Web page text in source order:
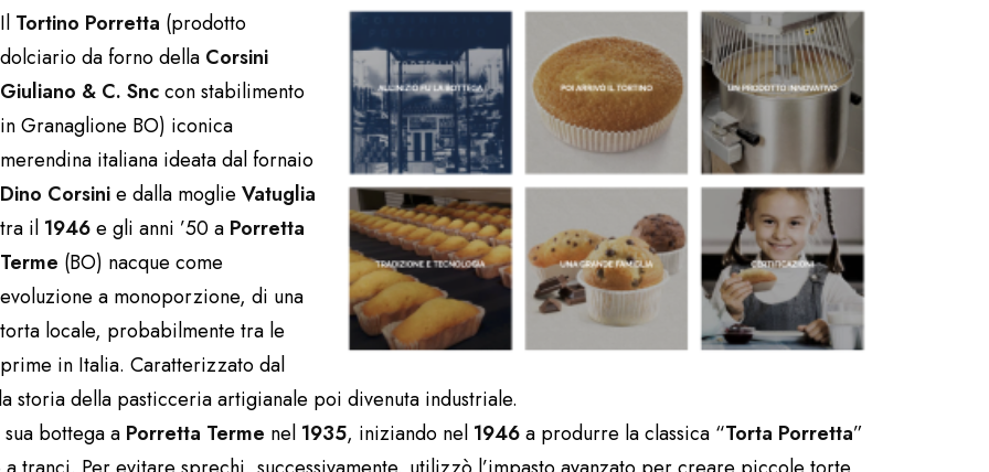
Il Tortino Porretta (prodotto
dolciario da forno della Corsini
Giuliano & C. Snccon stabilimento
in Granaglione BO) iconica
merendina italiana ideata dal fornaio
Dino Corsinie dalla moglie Vatuglia
tra il 1946e gli anni ’50 a Porretta
Terme (BO) nacque come
evoluzione a monoporzione, di una
torta locale, probabilmente tra le
prime in Italia. Caratterizzato dal
storia della pasticceria artigianale poi divenuta industriale.
bottega a Porretta Terme nel 1935, iniziando nel 1946a produrre la classica “Torta Porretta”